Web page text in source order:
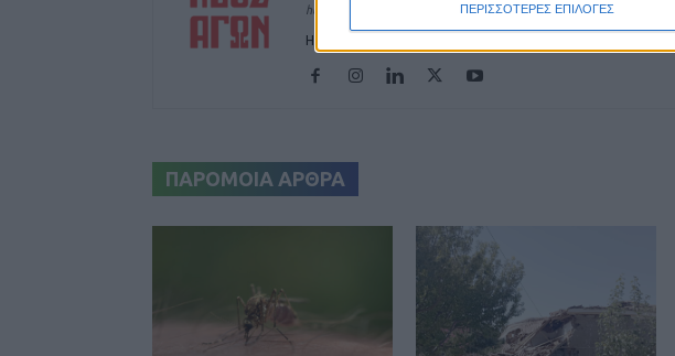
ΠΕΡΙΣΣΟΤΕΡΕΣ ΕΠΙΛΟΓΕΣ
https://neosagon.gr
Η Αρχαιότερη Καθημερινή Πρωινή Εφημερίδα της Καρδίτσας
ΠΑΡΟΜΟΙΑ ΑΡΘΡΑ